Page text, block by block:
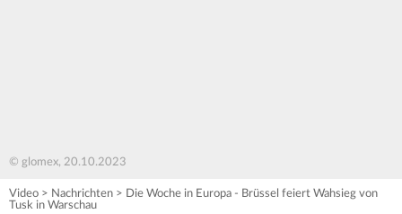
© glomex, 20.10.2023
Video > Nachrichten > Die Woche in Europa - Brüssel feiert Wahsieg von
Tusk in Warschau